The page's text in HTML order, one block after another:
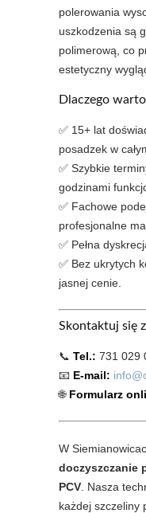
polerowania
uszkodzenia są
polimerową, co
estetyczny
Dlaczego
✅ 15+ lat
posadzek w
✅ Szybkie
godzinami
✅ Fachowe
profesjonalne
✅ Pełna
✅ Bez ukrytych
jasnej cenie.
Skontaktuj się
📞 Tel.: 731 029
📧 E-mail:
🌐 Formularz
W
doczyszczanie
PCV . Nasza
każdej szczeliny